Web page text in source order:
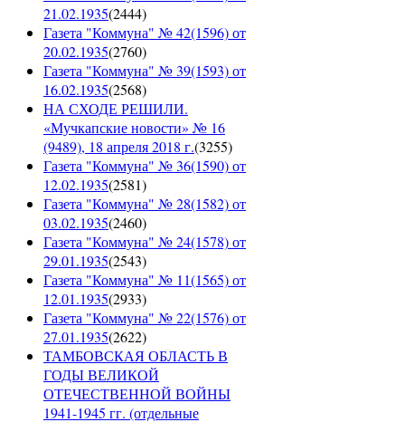
21.02.1935(2444)
Газета "Коммуна" № 42(1596) от
20.02.1935(2760)
Газета "Коммуна" № 39(1593) от
16.02.1935(2568)
НА СХОДЕ РЕШИЛИ.
«Мучкапские новости» № 16
(9489), 18 апреля 2018 г.(3255)
Газета "Коммуна" № 36(1590) от
12.02.1935(2581)
Газета "Коммуна" № 28(1582) от
03.02.1935(2460)
Газета "Коммуна" № 24(1578) от
29.01.1935(2543)
Газета "Коммуна" № 11(1565) от
12.01.1935(2933)
Газета "Коммуна" № 22(1576) от
27.01.1935(2622)
ТАМБОВСКАЯ ОБЛАСТЬ В
ГОДЫ ВЕЛИКОЙ
ОТЕЧЕСТВЕННОЙ ВОЙНЫ
1941-1945 гг. (отдельные